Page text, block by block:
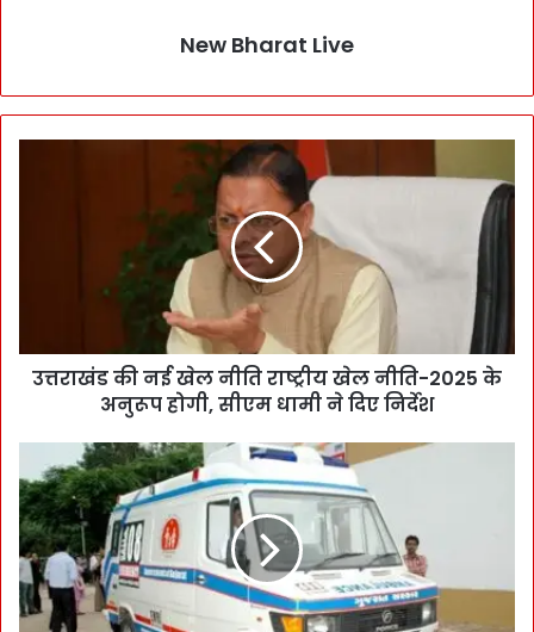
New Bharat Live
उत्तराखंड की नई खेल नीति राष्ट्रीय खेल नीति-2025 के
अनुरूप होगी, सीएम धामी ने दिए निर्देश